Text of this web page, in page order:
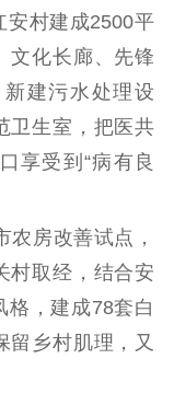
安村建成2500平
文化长廊、先锋
建污水处理设
卫生室，把医共
享受到“病有良
房改善试点，
村取经，结合安
格，建成78套白
留乡村肌理，又